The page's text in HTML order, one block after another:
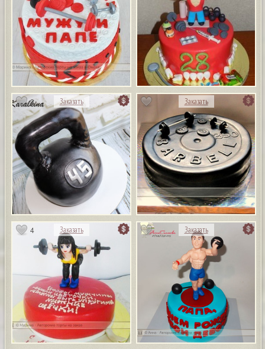
3 Заказать Заказать
4 Заказать Заказать